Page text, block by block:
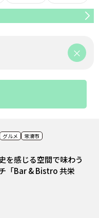
を感じる空間で味わう
「Bar & Bistro 共栄
グルメ 常滑市